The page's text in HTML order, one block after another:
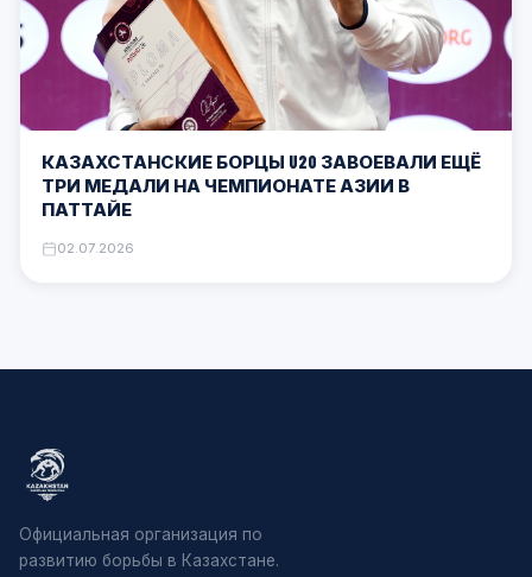
КАЗАХСТАНСКИЕ БОРЦЫ U20 ЗАВОЕВАЛИ ЕЩЁ
ТРИ МЕДАЛИ НА ЧЕМПИОНАТЕ АЗИИ В
ПАТТАЙЕ
02.07.2026
Официальная организация по
развитию борьбы в Казахстане.